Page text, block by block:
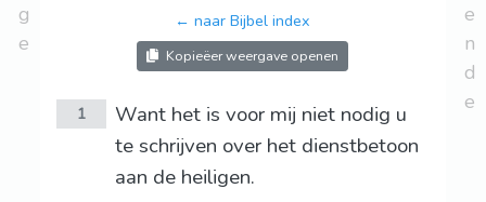
g
e
← naar Bijbel index
Kopieëer weergave openen
1
Want het is voor mij niet nodig u
te schrijven over het dienstbetoon
aan de heiligen.
e
n
d
e